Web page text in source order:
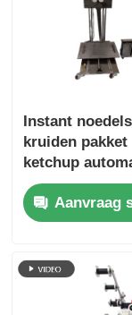
de
Verticale
Horizontale
Poeder
Instant noedels
kruiden pakket
ketchup
zak
om secundaire
vervuiling te
Aanvraag